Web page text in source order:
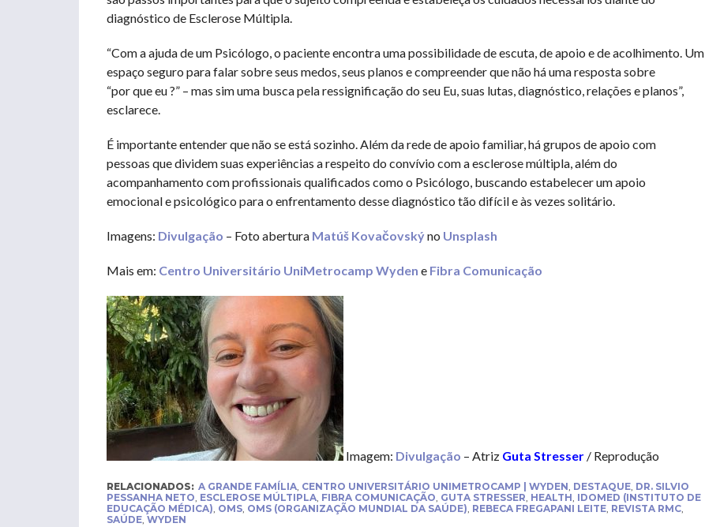
diagnóstico de Esclerose Múltipla.
“Com a ajuda de um Psicólogo, o paciente encontra uma possibilidade de escuta, de apoio e de acolhimento. Um
espaço seguro para falar sobre seus medos, seus planos e compreender que não há uma resposta sobre
“por que eu ?” – mas sim uma busca pela ressignificação do seu Eu, suas lutas, diagnóstico, relações e planos”,
esclarece.
É importante entender que não se está sozinho. Além da rede de apoio familiar, há grupos de apoio com
pessoas que dividem suas experiências a respeito do convívio com a esclerose múltipla, além do
acompanhamento com profissionais qualificados como o Psicólogo, buscando estabelecer um apoio
emocional e psicológico para o enfrentamento desse diagnóstico tão difícil e às vezes solitário.
Imagens: Divulgação – Foto abertura Matúš Kovačovskýno Unsplash
Mais em: Centro Universitário UniMetrocamp Wyden e Fibra Comunicação
Imagem: Divulgação – Atriz Guta Stresser/ Reprodução
RELACIONADOS: A GRANDE FAMÍLIA, CENTRO UNIVERSITÁRIO UNIMETROCAMP | WYDEN, DESTAQUE, DR. SILVIO
PESSANHA NETO, ESCLEROSE MÚLTIPLA, FIBRA COMUNICAÇÃO, GUTA STRESSER, HEALTH, IDOMED (INSTITUTO DE
EDUCAÇÃO MÉDICA), OMS, OMS (ORGANIZAÇÃO MUNDIAL DA SAÚDE), REBECA FREGAPANI LEITE, REVISTA RMC,
SAÚDE, WYDEN